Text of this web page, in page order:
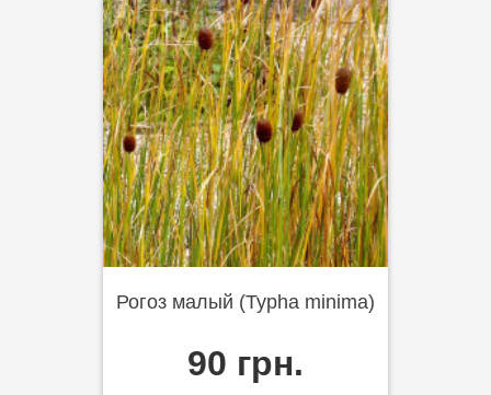
Рогоз малый (Typha minima)
90 грн.